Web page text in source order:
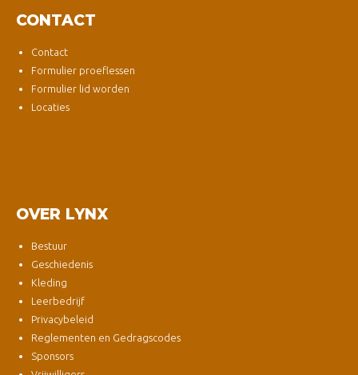
CONTACT
Contact
Formulier proeflessen
Formulier lid worden
Locaties
OVER LYNX
Bestuur
Geschiedenis
Kleding
Leerbedrijf
Privacybeleid
Reglementen en Gedragscodes
Sponsors